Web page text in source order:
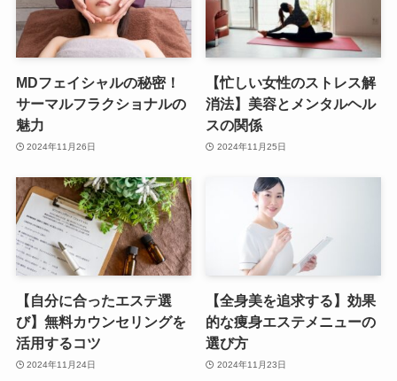
MDフェイシャルの秘密！
サーマルフラクショナルの
魅力
2024年11月26日
【忙しい女性のストレス解
消法】美容とメンタルヘル
スの関係
2024年11月25日
【自分に合ったエステ選
び】無料カウンセリングを
活用するコツ
2024年11月24日
【全身美を追求する】効果
的な痩身エステメニューの
選び方
2024年11月23日